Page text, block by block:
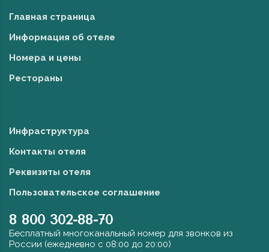
Главная страница
Информация об отеле
Номера и цены
Рестораны
Инфраструктура
Контакты отеля
Реквизиты отеля
Пользовательское соглашение
8 800 302-88-70
Бесплатный многоканальный номер для звонков из
России (ежедневно с 08:00 до 20:00)